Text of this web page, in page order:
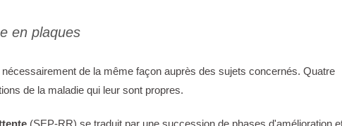
en plaques
de la même façon auprès des sujets concernés. Quatre
de la maladie qui leur sont propres.